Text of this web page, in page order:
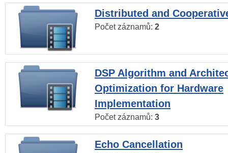
Distributed and
Počet záznamů: 2
DSP Algorithm and
Optimization for Hardware
Implementation
Počet záznamů: 3
Echo Cancellation